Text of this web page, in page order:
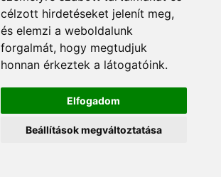
célzott hirdetéseket jelenít meg,
és elemzi a weboldalunk
forgalmát, hogy megtudjuk
honnan érkeztek a látogatóink.
Elfogadom
Beállítások megváltoztatása